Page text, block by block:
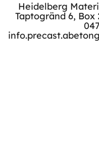
Heidelberg
Taptogränd 6, Box